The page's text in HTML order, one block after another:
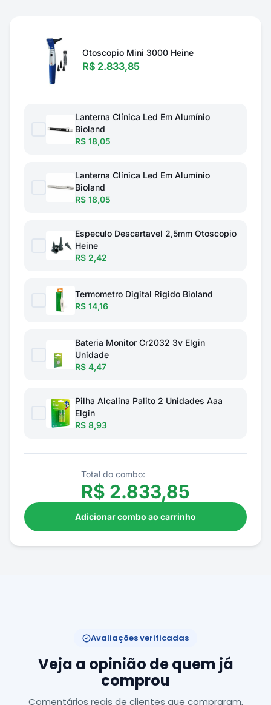
Otoscopio Mini 3000 Heine
R$ 2.833,85
Lanterna Clínica Led Em Alumínio
Bioland
R$ 18,05
Lanterna Clínica Led Em Alumínio
Bioland
R$ 18,05
Especulo Descartavel 2,5mm Otoscopio
Heine
R$ 2,42
Termometro Digital Rigido Bioland
R$ 14,16
Bateria Monitor Cr2032 3v Elgin
Unidade
R$ 4,47
Pilha Alcalina Palito 2 Unidades Aaa
Elgin
R$ 8,93
Total do combo:
R$ 2.833,85
Adicionar combo ao carrinho
Avaliações verificadas
Veja a opinião de quem já
comprou
Comentários reais de clientes que compraram,